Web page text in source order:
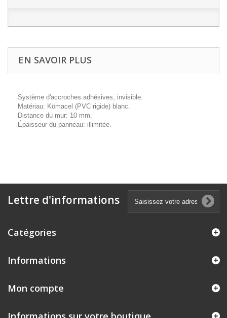
EN SAVOIR PLUS
Système d'accroches adhésives, invisible.
Matériau: Kömacel (PVC rigide) blanc.
Distance du mur: 10 mm.
Épaisseur du panneau: illimitée.
Lettre d'informations
Catégories
Informations
Mon compte